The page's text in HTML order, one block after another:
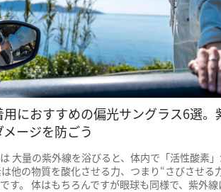
におすすめの偏光サングラス6選。
ージを防ごう
大量の紫外線を浴びると、体内で「活性酸素
他の物質を酸化させる力、つまり“さびさせる
す。 体はもちろんですが眼球も同様で、紫外線